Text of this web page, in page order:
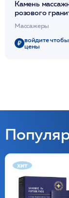
Камень
розового
/PHYTOCEAN*
Массажеры
войдите
цены
хит